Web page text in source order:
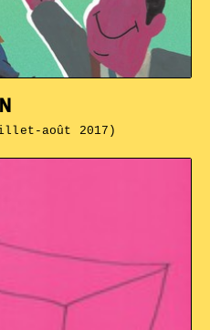
août 2017)